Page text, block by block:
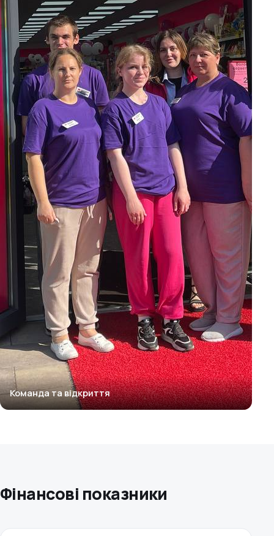
Команда та відкриття
Фінансові показники